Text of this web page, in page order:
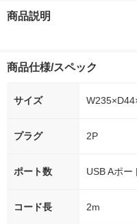
シ） オリジナル
商品説明
商品仕様/スペック
サイズ
プラグ 2P
ポート数 USB Aポー
コード長 2m